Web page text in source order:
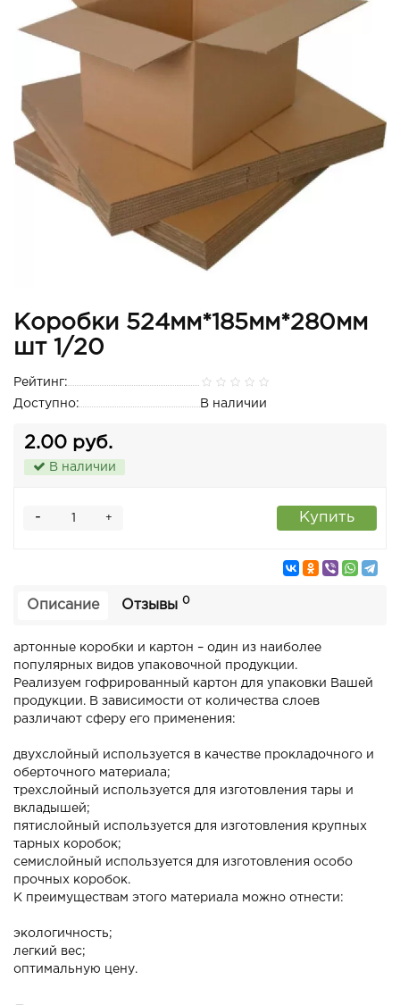
Коробки 524мм*185мм*280мм
шт 1/20
Рейтинг:
Доступно:
В наличии
2.00 руб.
В наличии
+
- Купить
Описание Отзывы 0
артонные коробки и картон – один из наиболее
популярных видов упаковочной продукции.
Реализуем гофрированный картон для упаковки Вашей
продукции. В зависимости от количества слоев
различают сферу его применения:
двухслойный используется в качестве прокладочного и
оберточного материала;
трехслойный используется для изготовления тары и
вкладышей;
пятислойный используется для изготовления крупных
тарных коробок;
семислойный используется для изготовления особо
прочных коробок.
К преимуществам этого материала можно отнести:
экологичность;
легкий вес;
оптимальную цену.